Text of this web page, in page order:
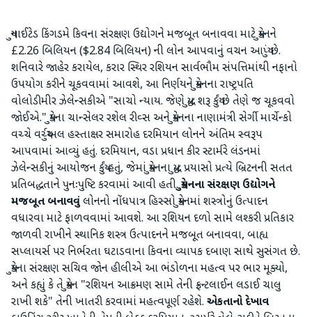
યુનાઈટેડ કિંગડમે કિવના સંરક્ષણ ઉદ્યોગને મજબૂત બનાવવા માટે યુક્રેનને
£2.26 બિલિયન ($2.84 બિલિયન) ની લોન આપવાનું વચન આપ્યું છે.
શનિવારે જાહેર કરાયેલ, કરાર સ્થિર રશિયન સાર્વભૌમ સંપત્તિમાંથી નફાનો
ઉપયોગ કરીને ચૂકવવામાં આવશે, આ નિર્ણયને યુક્રેનના રાષ્ટ્રપતિ
વોલોડીમીર ઝેલેન્સકીએ "સાચો ન્યાય. જેણે યુદ્ધ શરૂ કર્યું છે તેણે જ ચૂકવવો
જોઈએ." યુકેના ચાન્સેલર રશેલ રીવ્સ અને યુક્રેનના નાણામંત્રી સેર્ગી માર્ચેન્કો
વચ્ચે વર્ચ્યુઅલ હસ્તાક્ષર સમારોહ દરમિયાન લોનને અંતિમ સ્વરૂપ
આપવામાં આવ્યું હતું. દરમિયાન, વડા પ્રધાન કીર સ્ટાર્મરે લંડનમાં
ઝેલેન્સકીનું આયોજન કર્યું હતું, જેમાં યુક્રેનના યુદ્ધ પ્રયાસો પ્રત્યે બ્રિટનની સતત
પ્રતિબદ્ધતાને પુનઃપુષ્ટિ કરવામાં આવી હતી.યુક્રેનના સંરક્ષણ ઉદ્યોગને
મજબૂત બનાવવુંલોનનો નોંધપાત્ર હિસ્સો યુક્રેનમાં શસ્ત્રોનું ઉત્પાદન
વધારવા માટે ફાળવવામાં આવશે. આ રશિયન દળો સામે લશ્કરી પ્રતિકાર
જાળવી રાખીને સ્થાનિક શસ્ત્ર ઉત્પાદનને મજબૂત બનાવવા, બાહ્ય
સપ્લાયર્સ પર નિર્ભરતા ઘટાડવાના કિવના વ્યાપક દબાણ સાથે સુસંગત છે.
યુકેના સંરક્ષણ સચિવ જોન હીલીએ આ ભંડોળના મહત્વ પર ભાર મૂક્યો,
અને કહ્યું કે તે યુક્રેન "રશિયન આક્રમણ સામે તેની ફ્રન્ટલાઈન લડાઈ ચાલુ
રાખી શકે" તેની ખાતરી કરવામાં મહત્વપૂર્ણ રહેશે. એકતાનો દેખાવ